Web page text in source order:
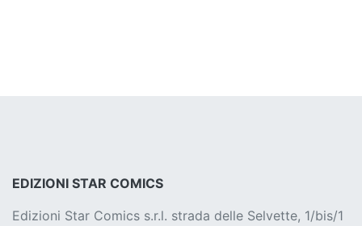
EDIZIONI STAR COMICS
Edizioni Star Comics s.r.l. strada delle Selvette, 1/bis/1